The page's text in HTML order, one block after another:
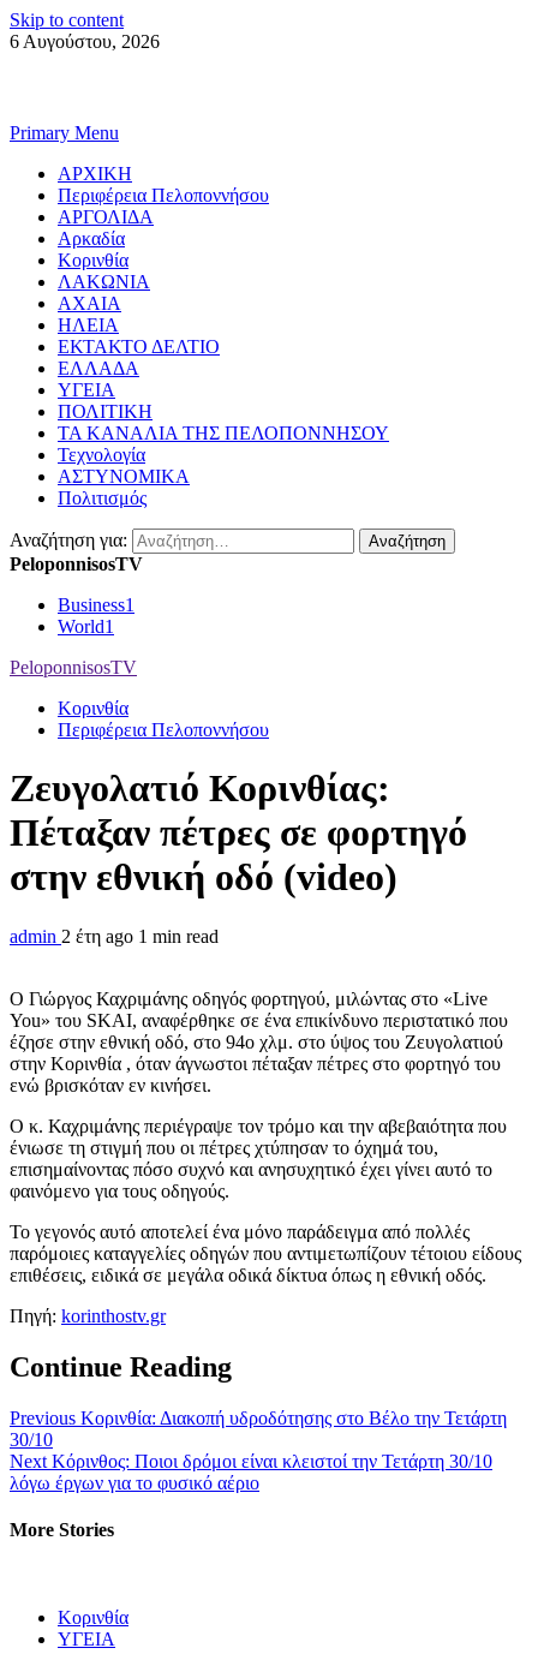
Skip to content
6 Αυγούστου, 2026
Primary Menu
ΑΡΧΙΚΗ
Περιφέρεια Πελοποννήσου
ΑΡΓΟΛΙΔΑ
Αρκαδία
Κορινθία
ΛΑΚΩΝΙΑ
ΑΧΑΙΑ
ΗΛΕΙΑ
ΕΚΤΑΚΤΟ ΔΕΛΤΙΟ
ΕΛΛΑΔΑ
ΥΓΕΙΑ
ΠΟΛΙΤΙΚΗ
ΤΑ ΚΑΝΑΛΙΑ ΤΗΣ ΠΕΛΟΠΟΝΝΗΣΟΥ
Τεχνολογία
ΑΣΤΥΝΟΜΙΚΑ
Πολιτισμός
Αναζήτηση για:
PeloponnisosTV
Business1
World1
PeloponnisosTV
Κορινθία
Περιφέρεια Πελοποννήσου
Ζευγολατιό Κορινθίας:
Πέταξαν πέτρες σε φορτηγό
στην εθνική οδό (video)
admin 2 έτη ago 1 min read
Ο Γιώργος Καχριμάνης οδηγός φορτηγού, μιλώντας στο «Live
You» του SKAI, αναφέρθηκε σε ένα επικίνδυνο περιστατικό που
έζησε στην εθνική οδό, στο 94ο χλμ. στο ύψος του Ζευγολατιού
στην Κορινθία , όταν άγνωστοι πέταξαν πέτρες στο φορτηγό του
ενώ βρισκόταν εν κινήσει.
Ο κ. Καχριμάνης περιέγραψε τον τρόμο και την αβεβαιότητα που
ένιωσε τη στιγμή που οι πέτρες χτύπησαν το όχημά του,
επισημαίνοντας πόσο συχνό και ανησυχητικό έχει γίνει αυτό το
φαινόμενο για τους οδηγούς.
Το γεγονός αυτό αποτελεί ένα μόνο παράδειγμα από πολλές
παρόμοιες καταγγελίες οδηγών που αντιμετωπίζουν τέτοιου είδους
επιθέσεις, ειδικά σε μεγάλα οδικά δίκτυα όπως η εθνική οδός.
Πηγή: korinthostv.gr
Continue Reading
Previous Κορινθία: Διακοπή υδροδότησης στο Βέλο την Τετάρτη
30/10
Next Κόρινθος: Ποιοι δρόμοι είναι κλειστοί την Τετάρτη 30/10
λόγω έργων για το φυσικό αέριο
More Stories
Κορινθία
ΥΓΕΙΑ